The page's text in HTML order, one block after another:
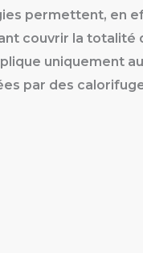
permettent, en
couvrir la totalité
uniquement
par des